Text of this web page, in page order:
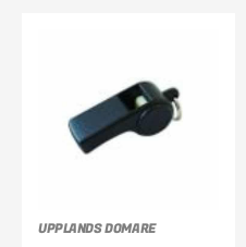
UPPLANDS DOMARE